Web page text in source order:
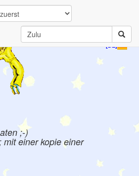
;-)
einer kopie einer